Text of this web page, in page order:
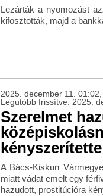
Lezárták a nyomozást
kifosztották, majd a
2025. december 11. 01:02,
Legutóbb frissítve: 2025.
Szerelmet
kényszerítette
A Bács-Kiskun
miatt vádat emelt egy
hazudott, prostitúcióra